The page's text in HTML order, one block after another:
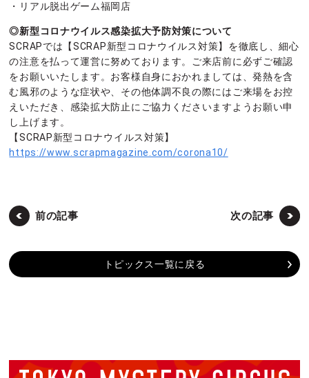
・リアル脱出ゲーム福岡店
◎新型コロナウイルス感染拡大予防対策について
SCRAPでは【SCRAP新型コロナウイルス対策】を徹底し、細心
の注意を払って運営に努めております。ご来店前に必ずご確認
をお願いいたします。お客様自身におかれましては、発熱を含
む風邪のような症状や、その他体調不良の際にはご来場をお控
えいただき、感染拡大防止にご協力くださいますようお願い申
し上げます。
【SCRAP新型コロナウイルス対策】
https://www.scrapmagazine.com/corona10/
前の記事 次の記事
トピックス一覧に戻る